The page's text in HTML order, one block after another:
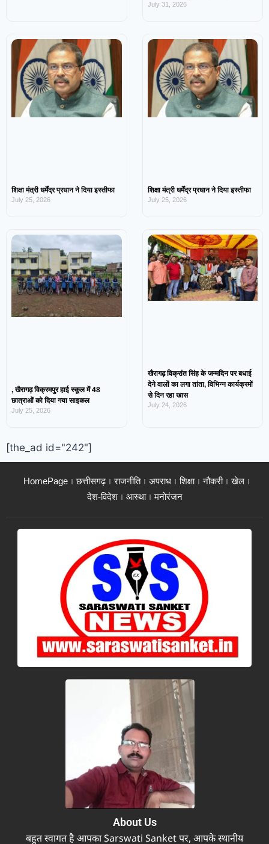
July 31, 2026
शिक्षा मंत्री धर्मेंद्र प्रधान ने दिया इस्तीफा
July 25, 2026
शिक्षा मंत्री धर्मेंद्र प्रधान ने दिया इस्तीफा
July 25, 2026
, खैरागढ़ विक्रमपुर हाई स्कूल में 48
छात्राओं को दिया गया साइकल
July 25, 2026
खैरागढ़ विक्रांत सिंह के जन्मदिन पर बधाई
देने वालों का लगा तांता, विभिन्न कार्यक्रमों
से दिन रहा खास
July 24, 2026
[the_ad id="242"]
HomePage छत्तीसगढ़ राजनीति अपराध शिक्षा नौकरी
खेल
देश-विदेश
आस्था मनोरंजन
About Us
बहुत स्वागत है आपका Sarswati Sanket पर, आपके स्थानीय